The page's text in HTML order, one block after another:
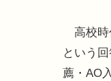
高校時
という
薦・AO